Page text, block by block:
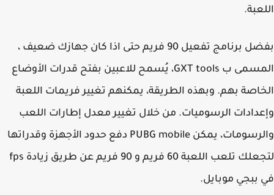
بفضل برنامج تفعيل 90 فريم حتى اذا كان جهازك ضعيف ،
المسمى ب GXT tools، يُسمح للاعبين بفتح قدرات الأوضاع
بهم. وبهذه الطريقة، يمكنهم تغيير فريمات اللعبة
الرسوميات. من خلال تغيير معدل إطارات اللعب
والرسومات، يمكن PUBG mobile دفع حدود الأجهزة وقدراتها
لتجعلك تلعب اللعبة 60 فريم و 90 فريم عن طريق زيادة fps
ببجي موبايل.